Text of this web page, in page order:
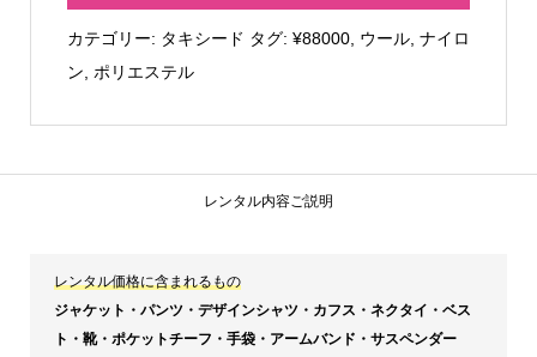
カテゴリー: タキシード タグ: ¥88000, ウール, ナイロ
ン
ポリエステル
レンタル内容ご説明
レンタル価格に含まれるもの
ジャケット・パンツ・デザインシャツ・カフス・ネクタイ・ベス
ト・靴・ポケットチーフ・手袋・アームバンド・サスペンダー